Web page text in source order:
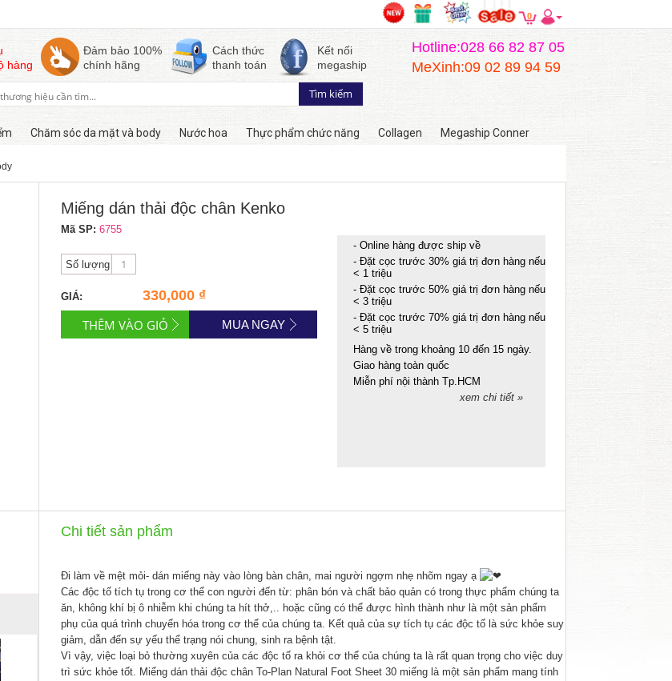
0
hàng
Đảm bảo 100%
chính hãng
Cách thức
thanh toán
Kết nối
megaship
Hotline:028 66 82 87 05
MeXinh:09 02 89 94 59
Chăm sóc da mặt và body Nước hoa Thực phẩm chức năng Collagen Megaship Conner
Hàng online
Miếng dán thải độc chân Kenko
Mã SP: 6755
Số lượng
GIÁ: 330,000 ₫
MUA NGAY
- Online hàng được ship về
- Đặt cọc trước 30% giá trị đơn hàng nếu
< 1 triệu
- Đặt cọc trước 50% giá trị đơn hàng nếu
< 3 triệu
- Đặt cọc trước 70% giá trị đơn hàng nếu
< 5 triệu
Hàng về trong khoảng 10 đến 15 ngày.
Giao hàng toàn quốc
Miễn phí nội thành Tp.HCM
xem chi tiết »
Chi tiết sản phẩm
Đi làm về mệt mỏi- dán miếng này vào lòng bàn chân, mai người ngợm nhẹ nhõm ngay ạ
Các độc tố tích tụ trong cơ thể con người đến từ: phân bón và chất bảo quản có trong thực phẩm chúng ta
ăn, không khí bị ô nhiễm khi chúng ta hít thở,.. hoặc cũng có thể được hình thành như là một sản phẩm
phụ của quá trình chuyển hóa trong cơ thể của chúng ta. Kết quả của sự tích tụ các độc tố là sức khỏe suy
giảm, dẫn đến sự yếu thể trạng nói chung, sinh ra bệnh tật.
Vì vậy, việc loại bỏ thường xuyên của các độc tố ra khỏi cơ thể của chúng ta là rất quan trọng cho việc duy
trì sức khỏe tốt. Miếng dán thải độc chân To-Plan Natural Foot Sheet 30 miếng là một sản phẩm mang tính